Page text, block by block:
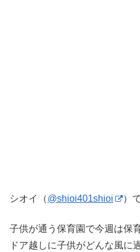
シオイ（@shioi401shioi ）
子供が通う保育園で今週は保
ドア越しに子供がどんな風に